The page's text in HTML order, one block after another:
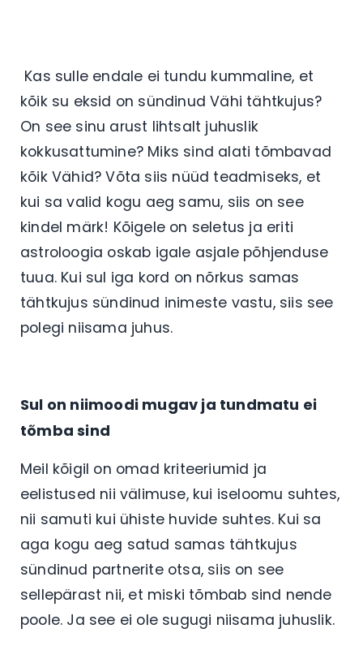
Kas sulle endale ei tundu kummaline, et
kõik su eksid on sündinud Vähi tähtkujus?
On see sinu arust lihtsalt juhuslik
kokkusattumine? Miks sind alati tõmbavad
kõik Vähid? Võta siis nüüd teadmiseks, et
kui sa valid kogu aeg samu, siis on see
kindel märk! Kõigele on seletus ja eriti
astroloogia oskab igale asjale põhjenduse
tuua. Kui sul iga kord on nõrkus samas
tähtkujus sündinud inimeste vastu, siis see
polegi niisama juhus.
Sul on niimoodi mugav ja tundmatu ei
tõmba sind
Meil kõigil on omad kriteeriumid ja
eelistused nii välimuse, kui iseloomu suhtes,
nii samuti kui ühiste huvide suhtes. Kui sa
aga kogu aeg satud samas tähtkujus
sündinud partnerite otsa, siis on see
sellepärast nii, et miski tõmbab sind nende
poole. Ja see ei ole sugugi niisama juhuslik.